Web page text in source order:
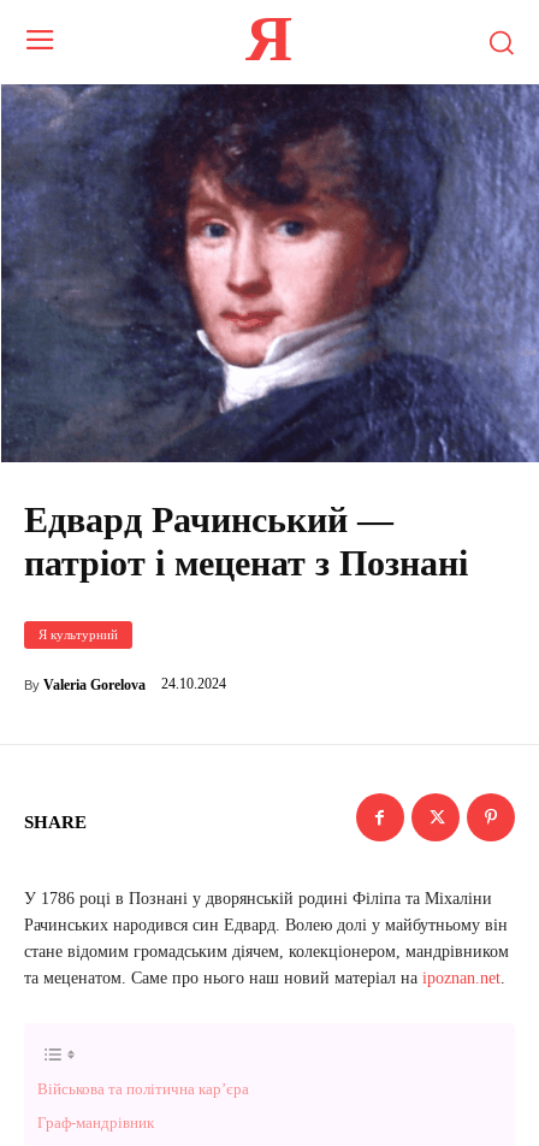
Я
Едвард Рачинський —
патріот і меценат з Познані
Я культурний
By Valeria Gorelova 24.10.2024
SHARE
У 1786 році в Познані у дворянській родині Філіпа та Міхаліни
Рачинських народився син Едвард. Волею долі у майбутньому він
стане відомим громадським діячем, колекціонером, мандрівником
та меценатом. Саме про нього наш новий матеріал на ipoznan.net.
Військова та політична кар’єра
Граф-мандрівник